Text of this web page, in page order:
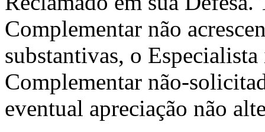
Complementar não
substantivas, o
Complementar não-
eventual apreciação não